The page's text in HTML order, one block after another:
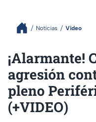
Noticias Video
¡Alarmante!
agresión
pleno
(+VIDEO)